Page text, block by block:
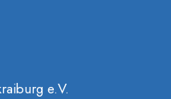
e.V.